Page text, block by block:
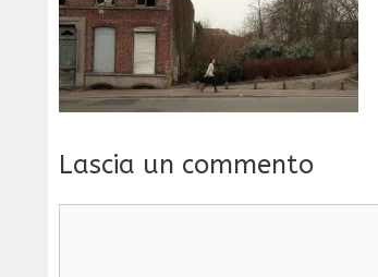
Lascia un commento